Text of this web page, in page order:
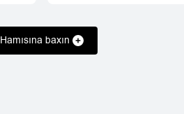
Hamısına baxın